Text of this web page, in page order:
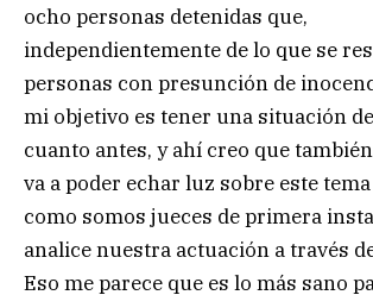
ocho personas detenidas que,
independientemente de lo que se
personas con presunción de
mi objetivo es tener una situación
cuanto antes, y ahí creo que
va a poder echar luz sobre este
como somos jueces de primera
analice nuestra actuación a través
Eso me parece que es lo más sano